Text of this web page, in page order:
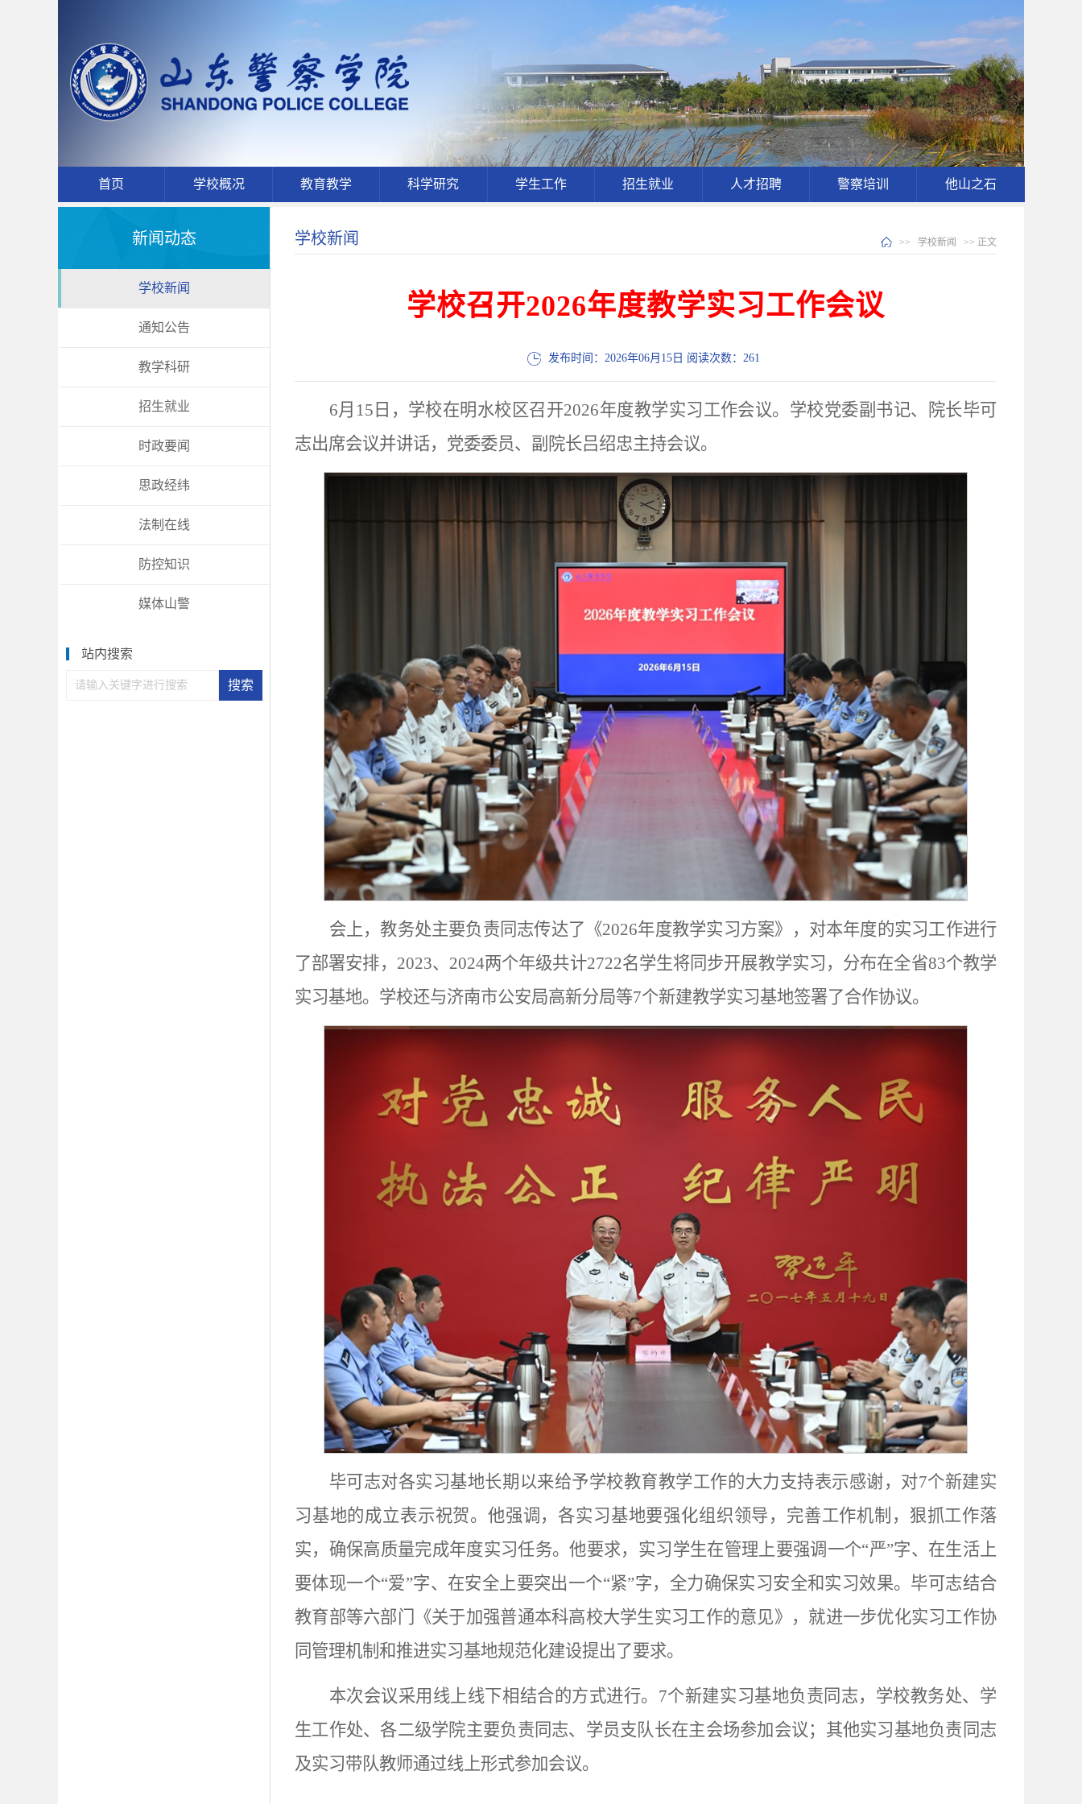
首页 学校概况 教育教学 科学研究 学生工作 招生就业 人才招聘 警察培训 他山之石
新闻动态
学校新闻
通知公告
教学科研
招生就业
时政要闻
思政经纬
法制在线
防控知识
媒体山警
站内搜索
学校新闻 >> 学校新闻 >> 正文
学校召开2026年度教学实习工作会议
发布时间：2026年06月15日 阅读次数： 261
6月15日，学校在明水校区召开2026年度教学实习工作会议。学校党委副书记、院长毕可
志出席会议并讲话，党委委员、副院长吕绍忠主持会议。
会上，教务处主要负责同志传达了《2026年度教学实习方案》，对本年度的实习工作进行
了部署安排，2023、2024两个年级共计2722名学生将同步开展教学实习，分布在全省83个教学
实习基地。学校还与济南市公安局高新分局等7个新建教学实习基地签署了合作协议。
毕可志对各实习基地长期以来给予学校教育教学工作的大力支持表示感谢，对7个新建实
习基地的成立表示祝贺。他强调，各实习基地要强化组织领导，完善工作机制，狠抓工作落
实，确保高质量完成年度实习任务。他要求，实习学生在管理上要强调一个“严”字、在生活上
要体现一个“爱”字、在安全上要突出一个“紧”字，全力确保实习安全和实习效果。毕可志结合
教育部等六部门《关于加强普通本科高校大学生实习工作的意见》，就进一步优化实习工作协
同管理机制和推进实习基地规范化建设提出了要求。
本次会议采用线上线下相结合的方式进行。7个新建实习基地负责同志，学校教务处、学
生工作处、各二级学院主要负责同志、学员支队长在主会场参加会议；其他实习基地负责同志
及实习带队教师通过线上形式参加会议。